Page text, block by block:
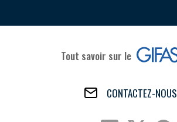
Tout savoir sur le
CONTACTEZ-NOUS